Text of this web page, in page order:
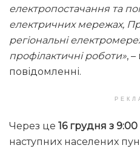
електропостачання та
електричних мережах,
регіональні
профілактичні роботи»,
повідомленні.
Через це 16 грудня з
наступних населених